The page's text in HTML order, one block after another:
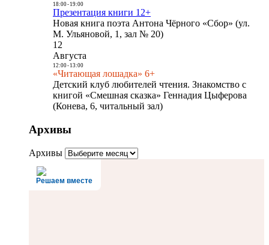
18:00- 19:00
Презентация книги 12+
Новая книга поэта Антона Чёрного «Сбор» (ул.
М. Ульяновой, 1, зал № 20)
12
Августа
12:00- 13:00
«Читающая лошадка» 6+
Детский клуб любителей чтения. Знакомство с
книгой «Смешная сказка» Геннадия Цыферова
(Конева, 6, читальный зал)
Архивы
Архивы
Решаем вместе